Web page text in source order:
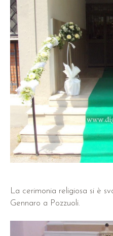
La cerimonia religiosa si è
Gennaro a Pozzuoli.